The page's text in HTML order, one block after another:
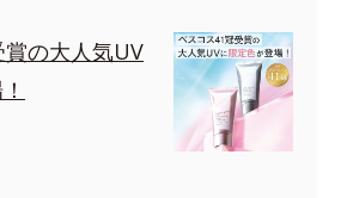
の大人気UV